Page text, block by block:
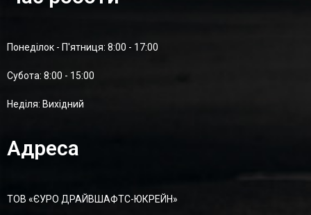
Понеділок - П'ятниця: 8:00 - 17:00
Суботa: 8:00 - 15:00
Неділя: Вихідний
Адреса
ТОВ «ЄУРО ДРАЙВШАФТC-ЮКРЕЙН»